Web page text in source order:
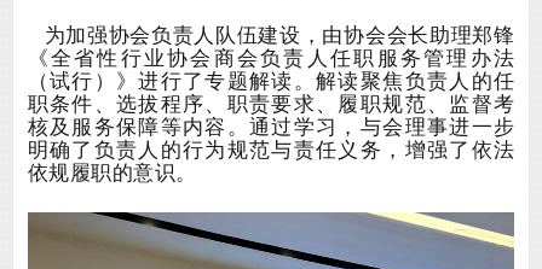
为加强协会负责人队伍建设，由协会会长助理郑锋
《全省性行业协会商会负责人任职服务管理办法
（试行）》进行了专题解读。解读聚焦负责人的任
职条件、选拔程序、职责要求、履职规范、监督考
核及服务保障等内容。通过学习，与会理事进一步
明确了负责人的行为规范与责任义务，增强了依法
依规履职的意识。